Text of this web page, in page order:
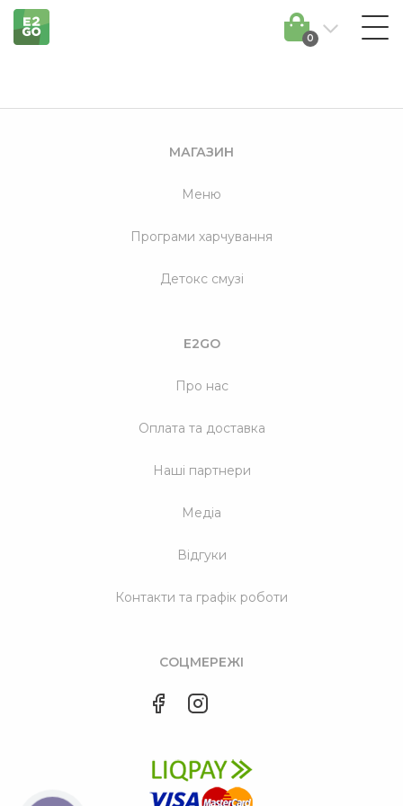
0
МАГАЗИН
Меню
Програми харчування
Детокс смузі
E2GO
Про нас
Оплата та доставка
Наші партнери
Медіа
Відгуки
Контакти та графік роботи
СОЦМЕРЕЖІ